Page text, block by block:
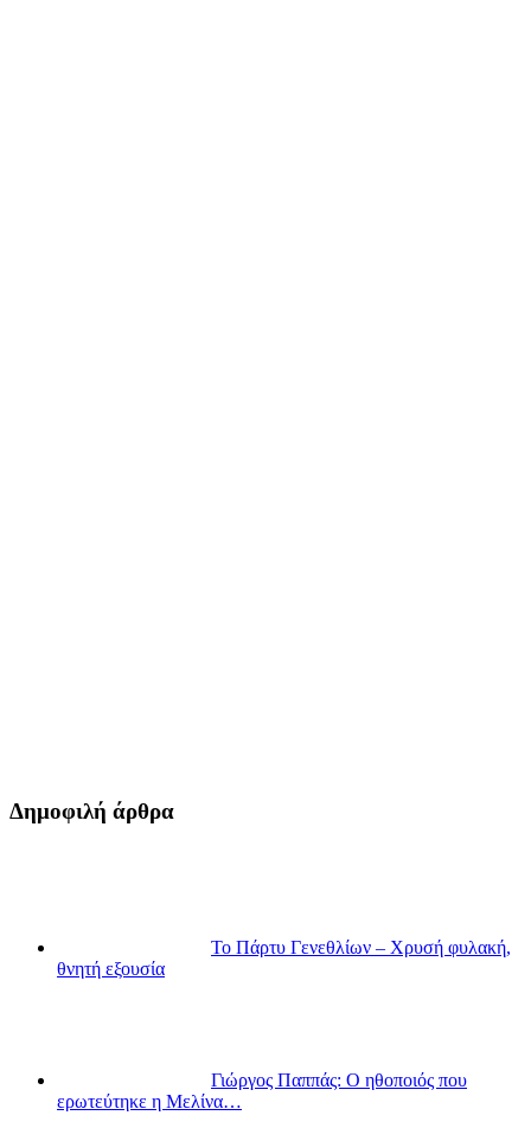
Δημοφιλή άρθρα
Το Πάρτυ Γενεθλίων – Χρυσή φυλακή,
θνητή εξουσία
Γιώργος Παππάς: Ο ηθοποιός που
ερωτεύτηκε η Μελίνα…